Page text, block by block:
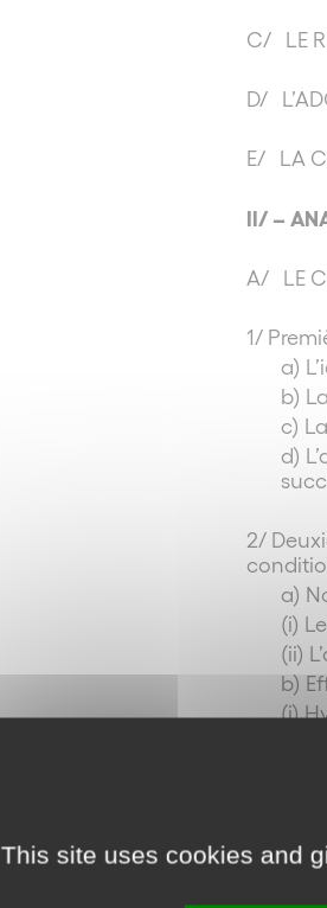
C/ LE
D/
E/ LA
II/ –
A/ LE
1/
a)
b)
c)
d)
2/
a)
(i)
(ii)
b)
(i)
3/
4/
This site uses cookies and